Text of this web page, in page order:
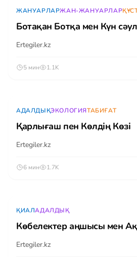
ЖАНУАРЛАРЖАН-ЖАНУАРЛАР
Ботақан Ботқа мен Күн
Ertegiler.kz
5 мин 1.1K
АДАЛДЫҚЭКОЛОГИЯТАБИҒАТ
Қарлығаш пен Көлдің Көзі
Ertegiler.kz
6 мин 1.7K
ҚИАЛАДАЛДЫҚ
Көбелектер аңшысы мен
Ertegiler.kz